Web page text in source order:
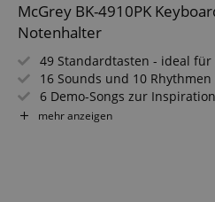
McGrey BK-4910PK
Notenhalter
49 Standardtasten - ideal
16 Sounds und 10
6 Demo-Songs zur
Inklusive Mikrofon und
Kopfhöreranschluss für
Mit Netzteil und leichtem,
mehr anzeigen